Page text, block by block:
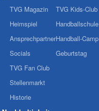
TVG Magazin
Heimspiel
Ansprechpartner
Socials
TVG Fan Club
Stellenmarkt
Historie
TVG Kids-Club
Handballschule
Handball-Camp
Geburtstag